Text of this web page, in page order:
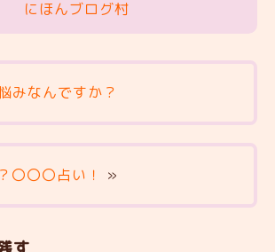
にほんブログ村
みなんですか？
〇〇〇占い！ »